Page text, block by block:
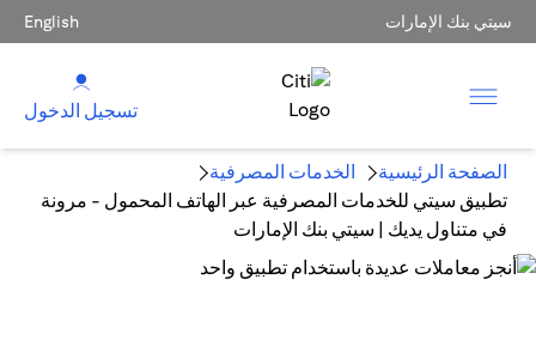
سيتي بنك الإمارات English
تسجيل الدخول
الصفحة الرئيسية
الخدمات المصرفية
تطبيق سيتي للخدمات المصرفية عبر الهاتف المحمول - مرونة
في متناول يديك | سيتي بنك الإمارات